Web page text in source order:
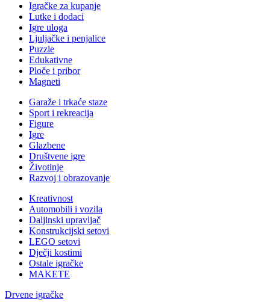
Igračke za kupanje
Lutke i dodaci
Igre uloga
Ljuljačke i penjalice
Puzzle
Edukativne
Ploče i pribor
Magneti
Garaže i trkaće staze
Sport i rekreacija
Figure
Igre
Glazbene
Društvene igre
Životinje
Razvoj i obrazovanje
Kreativnost
Automobili i vozila
Daljinski upravljač
Konstrukcijski setovi
LEGO setovi
Dječji kostimi
Ostale igračke
MAKETE
Drvene igračke